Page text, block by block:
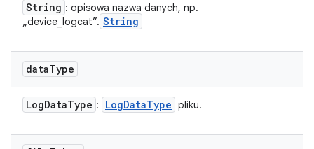
String : opisowa nazwa danych, np.
„device_logcat”. String
dataType
LogDataType : LogDataType pliku.